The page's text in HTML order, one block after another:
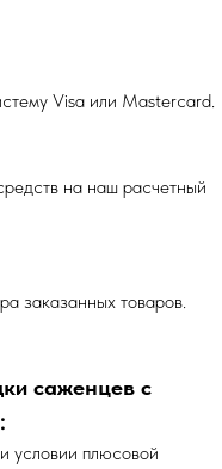
Visa или Mastercard.
на наш расчетный
заказанных товаров.
саженцев с
условии плюсовой